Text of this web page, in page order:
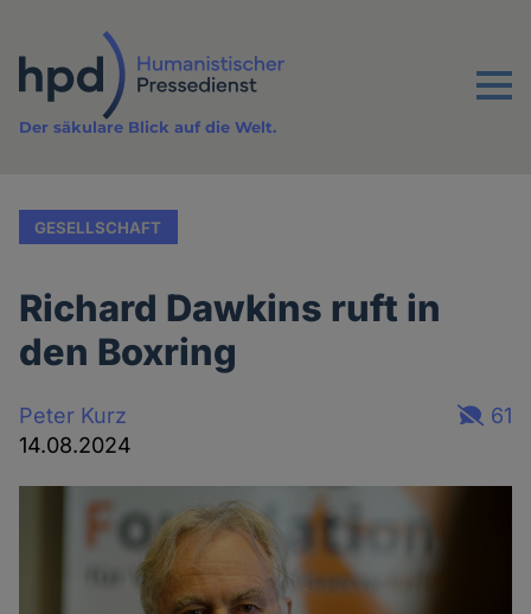
Inhalt
Menu
Der säkulare Blick auf die Welt.
GESELLSCHAFT
Richard Dawkins ruft in
den Boxring
Peter Kurz
14.08.2024
61